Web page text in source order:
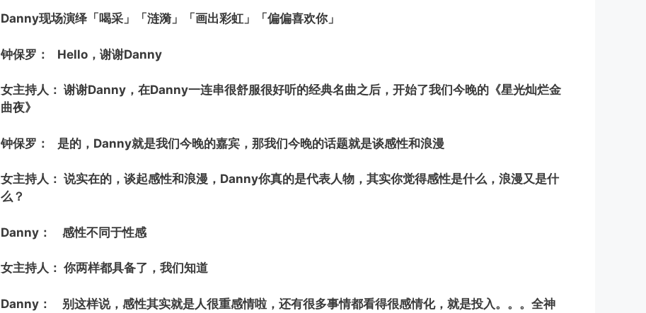
Danny现场演绎「喝采」「涟漪」「画出彩虹」「偏偏喜欢你」
钟保罗： Hello，谢谢Danny
女主持人： 谢谢Danny，在Danny一连串很舒服很好听的经典名曲之后，开始了我们今晚的《星光灿烂金
曲夜》
钟保罗： 是的，Danny就是我们今晚的嘉宾，那我们今晚的话题就是谈感性和浪漫
女主持人： 说实在的，谈起感性和浪漫，Danny你真的是代表人物，其实你觉得感性是什么，浪漫又是什
么？
Danny： 感性不同于性感
女主持人： 你两样都具备了，我们知道
Danny： 别这样说，感性其实就是人很重感情啦，还有很多事情都看得很感情化，就是投入。。。全神